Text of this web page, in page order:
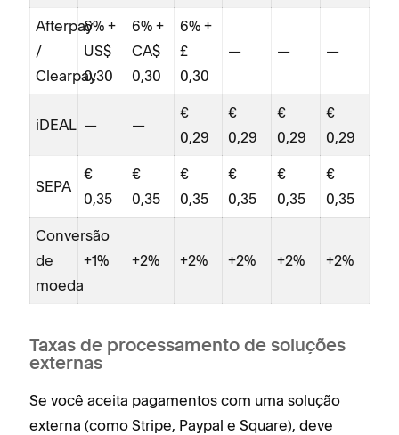
Afterpay
/
Clearpay
6% +
US$
0,30
6% +
CA$
0,30
6% +
£
0,30
— — —
iDEAL — —
€
0,29
€
0,29
€
0,29
€
0,29
SEPA
€
0,35
€
0,35
€
0,35
€
0,35
€
0,35
€
0,35
Conversão
de
moeda
+1% +2% +2% +2% +2% +2%
Taxas de processamento de soluções
externas
Se você aceita pagamentos com uma solução
externa (como Stripe, Paypal e Square), deve